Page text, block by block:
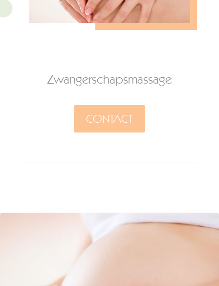
Zwangerschapsmassage
CONTACT